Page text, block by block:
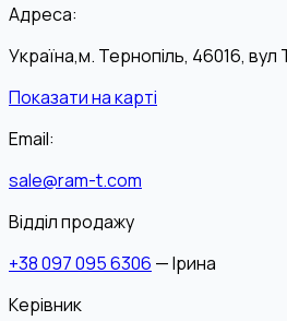
Адреса:
Україна,м. Тернопіль, 46016, вул
Показати на карті
Email:
sale@ram-t.com
Відділ продажу
+38 097 095 6306 — Ірина
Керівник